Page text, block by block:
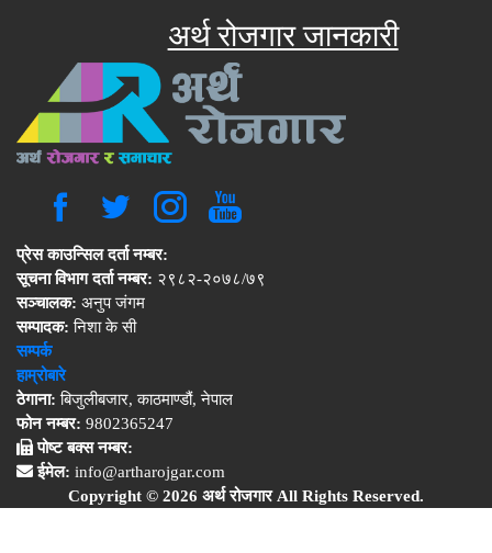
अर्थ रोजगार जानकारी
प्रेस काउन्सिल दर्ता नम्बर:
सूचना विभाग दर्ता नम्बर: २९८२-२०७८/७९
सञ्चालक: अनुप जंगम
सम्पादक:निशा के सी
सम्पर्क
हाम्रोबारे
ठेगाना:बिजुलीबजार, काठमाण्डौं, नेपाल
फोन नम्बर: 9802365247
पोष्ट बक्स नम्बर:
ईमेल: info@artharojgar.com
Copyright © 2026 अर्थ रोजगार All Rights Reserved.